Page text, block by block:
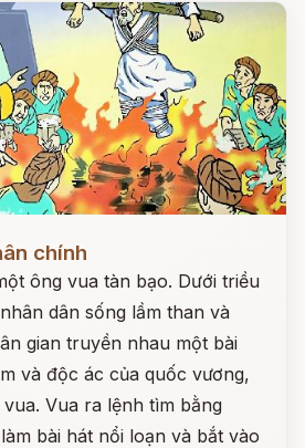
chính
ông vua tàn bạo. Dưới triều
dân sống lầm than và
gian truyền nhau một bài
và độc ác của quốc vương,
Vua ra lệnh tìm bằng
bài hát nổi loạn và bắt vào